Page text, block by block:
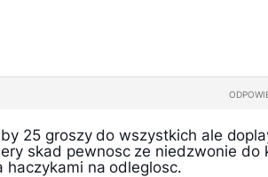
25 groszy do wszystkich ale
skad pewnosc ze niedzwonie do
haczykami na odleglosc.